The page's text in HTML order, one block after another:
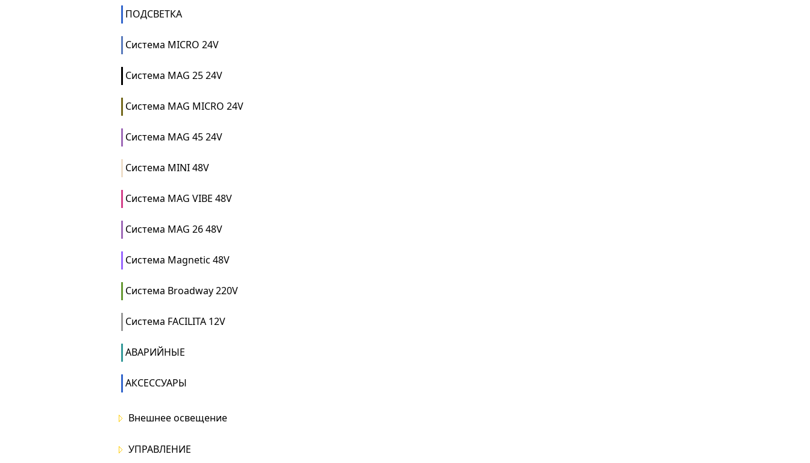
ПОДСВЕТКА
Система MICRO 24V
Система MAG 25 24V
Система MAG MICRO 24V
Система MAG 45 24V
Система MINI 48V
Система MAG VIBE 48V
Система MAG 26 48V
Система Magnetic 48V
Система Broadway 220V
Система FACILITA 12V
АВАРИЙНЫЕ
АКСЕССУАРЫ
Внешнее освещение
УПРАВЛЕНИЕ